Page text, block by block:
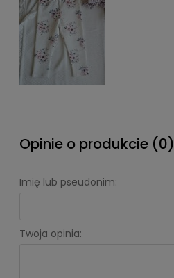
Opinie o produkcie (0)
Imię lub pseudonim:
Twoja opinia: